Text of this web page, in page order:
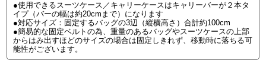
●使用できるスーツケース／キャリーケースはキャリーバーが２本タ
イプ（バーの幅は約20cmまで）になります
●対応サイズ：固定するバッグの3辺（縦横高さ）合計約100cm
●簡易的な固定ベルトの為、重量のあるバッグやスーツケースの上部
からはみ出すほどのサイズの場合は固定しきれず、移動時に落ちる可
能性がございます。